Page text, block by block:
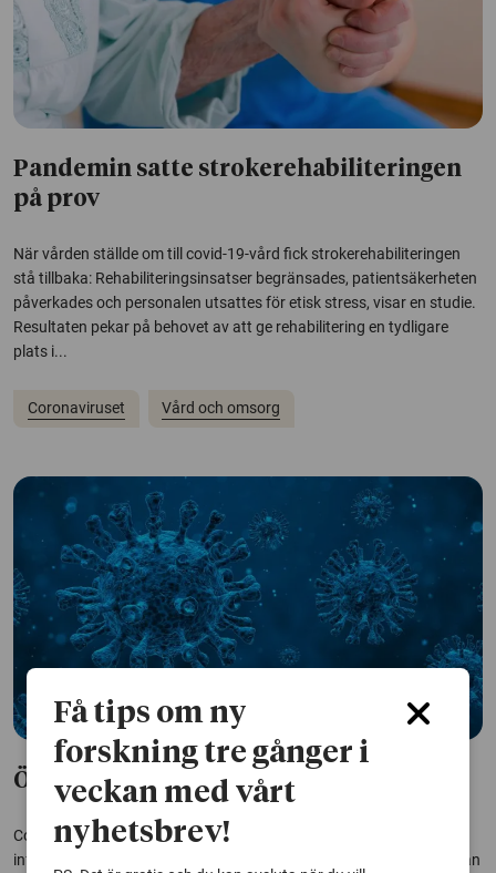
Pandemin satte strokerehabiliteringen
på prov
När vården ställde om till covid-19-vård fick strokerehabiliteringen
stå tillbaka: Rehabiliteringsinsatser begränsades, patientsäkerheten
påverkades och personalen utsattes för etisk stress, visar en studie.
Resultaten pekar på behovet av att ge rehabilitering en tydligare
plats i...
Coronaviruset Vård och omsorg
Ökad risk för körtelfeber efter covid-19
Covid-19 kan försvaga immunförsvaret och öka risken för andra
infektioner, till exempel körtelfeber. Fler effekter av coronaviruset kan
Få tips om ny
forskning tre gånger i
veckan med vårt
nyhetsbrev!